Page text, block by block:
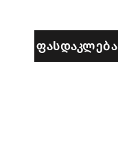
ᲤᲐᲡᲓᲐᲙᲚᲔᲑᲐ